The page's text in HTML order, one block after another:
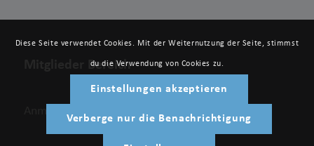
Mitglieder Bereich
Anmelden
Diese Seite verwendet Cookies. Mit der Weiternutzung der Seite, stimmst
du die Verwendung von Cookies zu.
Einstellungen akzeptieren
Verberge nur die Benachrichtigung